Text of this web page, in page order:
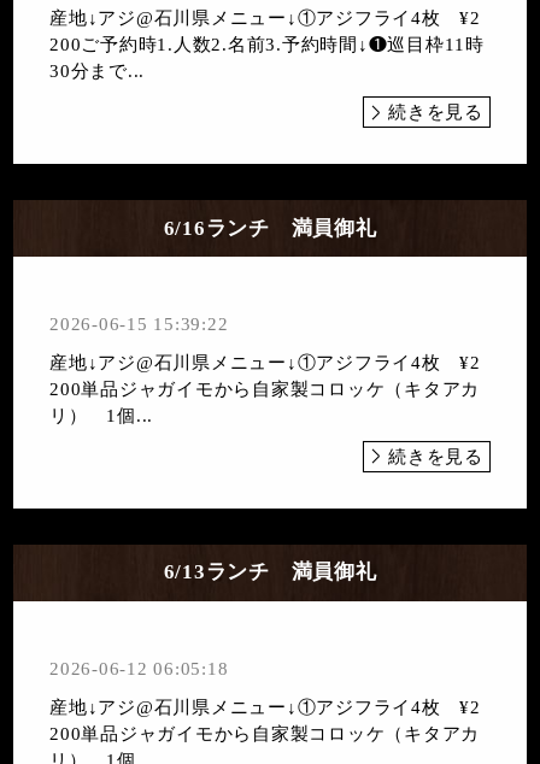
産地↓アジ@石川県メニュー↓①アジフライ4枚 ¥2
200ご予約時1.人数2.名前3.予約時間↓❶巡目枠11時
30分まで...
続きを見る
6/16ランチ 満員御礼
2026-06-15 15:39:22
産地↓アジ@石川県メニュー↓①アジフライ4枚 ¥2
200単品ジャガイモから自家製コロッケ（キタアカ
リ） 1個...
続きを見る
6/13ランチ 満員御礼
2026-06-12 06:05:18
産地↓アジ@石川県メニュー↓①アジフライ4枚 ¥2
200単品ジャガイモから自家製コロッケ（キタアカ
リ） 1個...